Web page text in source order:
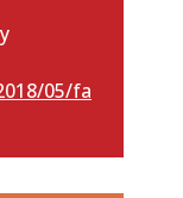
05/fa